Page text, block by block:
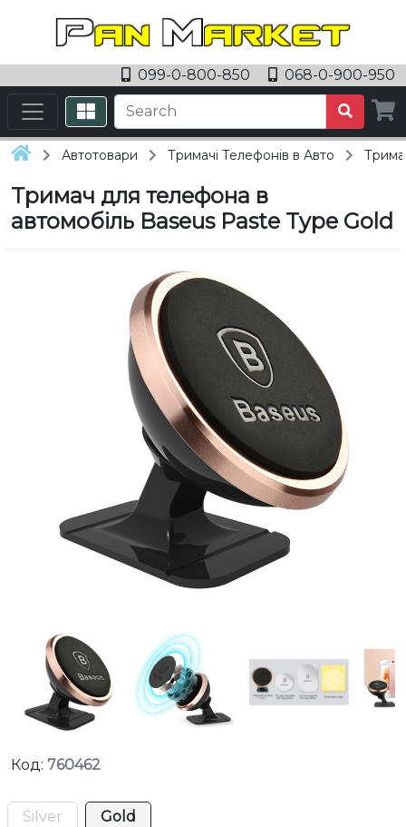
099-0-800-850 068-0-900-950
Автотовари Тримачі Телефонів в Авто
Тримач для телефона в
автомобіль Baseus Paste Type Gold
Код: 760462
Silver Gold